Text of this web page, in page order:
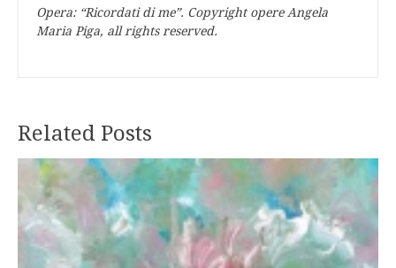
Opera: “Ricordati di me”. Copyright opere Angela
Maria Piga, all rights reserved.
Related Posts